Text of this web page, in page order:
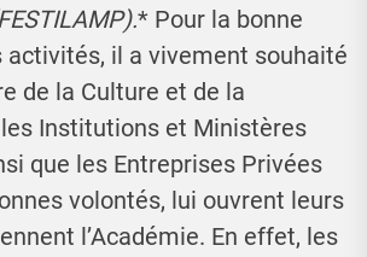
* Pour la bonne
activités, il a vivement souhaité
de la Culture et de la
Institutions et Ministères
que les Entreprises Privées
volontés, lui ouvrent leurs
l’Académie. En effet, les